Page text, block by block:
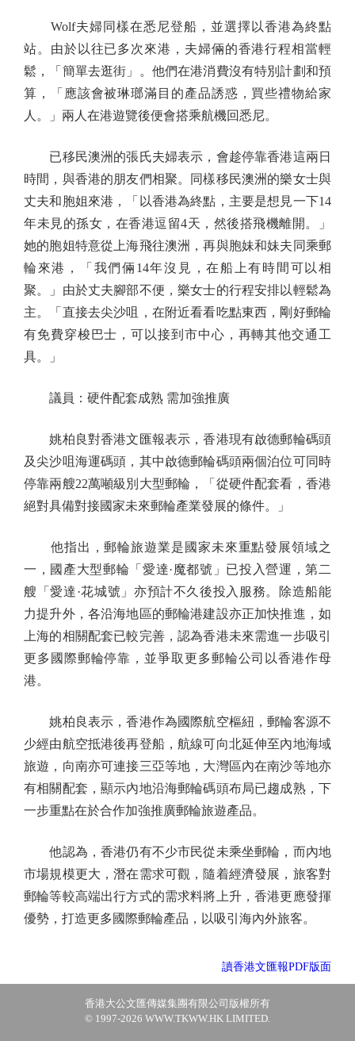
Wolf夫婦同樣在悉尼登船，並選擇以香港為終點
站。由於以往已多次來港，夫婦倆的香港行程相當輕
鬆，「簡單去逛街」。他們在港消費沒有特別計劃和預
算，「應該會被琳瑯滿目的產品誘惑，買些禮物給家
人。」兩人在港遊覽後便會搭乘航機回悉尼。
已移民澳洲的張氏夫婦表示，會趁停靠香港這兩日
時間，與香港的朋友們相聚。同樣移民澳洲的樂女士與
丈夫和胞姐來港，「以香港為終點，主要是想見一下14
年未見的孫女，在香港逗留4天，然後搭飛機離開。」
她的胞姐特意從上海飛往澳洲，再與胞妹和妹夫同乘郵
輪來港，「我們倆14年沒見，在船上有時間可以相
聚。」由於丈夫腳部不便，樂女士的行程安排以輕鬆為
主。「直接去尖沙咀，在附近看看吃點東西，剛好郵輪
有免費穿梭巴士，可以接到市中心，再轉其他交通工
具。」
議員：硬件配套成熟 需加強推廣
姚柏良對香港文匯報表示，香港現有啟德郵輪碼頭
及尖沙咀海運碼頭，其中啟德郵輪碼頭兩個泊位可同時
停靠兩艘22萬噸級別大型郵輪，「從硬件配套看，香港
絕對具備對接國家未來郵輪產業發展的條件。」
他指出，郵輪旅遊業是國家未來重點發展領域之
一，國產大型郵輪「愛達·魔都號」已投入營運，第二
艘「愛達·花城號」亦預計不久後投入服務。除造船能
力提升外，各沿海地區的郵輪港建設亦正加快推進，如
上海的相關配套已較完善，認為香港未來需進一步吸引
更多國際郵輪停靠，並爭取更多郵輪公司以香港作母
港。
姚柏良表示，香港作為國際航空樞紐，郵輪客源不
少經由航空抵港後再登船，航線可向北延伸至內地海域
旅遊，向南亦可連接三亞等地，大灣區內在南沙等地亦
有相關配套，顯示內地沿海郵輪碼頭布局已趨成熟，下
一步重點在於合作加強推廣郵輪旅遊產品。
他認為，香港仍有不少市民從未乘坐郵輪，而內地
市場規模更大，潛在需求可觀，隨着經濟發展，旅客對
郵輪等較高端出行方式的需求料將上升，香港更應發揮
優勢，打造更多國際郵輪產品，以吸引海內外旅客。
讀香港文匯報PDF版面
香港大公文匯傳媒集團有限公司版權所有
© 1997-2026 WWW.TKWW.HK LIMITED.